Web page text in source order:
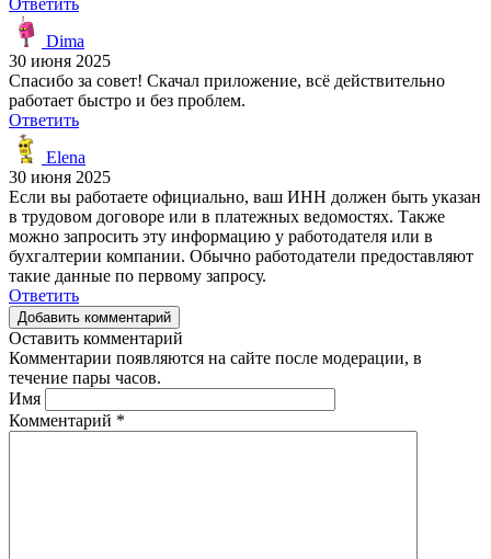
Dima
30 июня 2025
Спасибо за совет! Скачал приложение, всё действительно
работает быстро и без проблем.
Ответить
Elena
30 июня 2025
Если вы работаете официально, ваш ИНН должен быть указан
в трудовом договоре или в платежных ведомостях. Также
можно запросить эту информацию у работодателя или в
бухгалтерии компании. Обычно работодатели предоставляют
такие данные по первому запросу.
Ответить
Добавить комментарий
Оставить комментарий
Комментарии появляются на сайте после модерации, в
течение пары часов.
Имя
Комментарий *